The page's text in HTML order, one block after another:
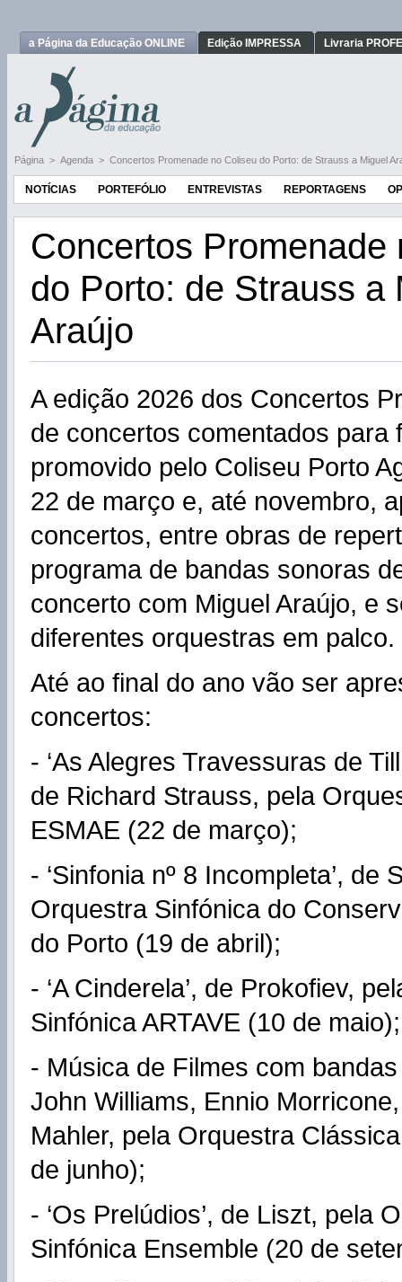
a Página da Educação ONLINE Edição IMPRESSA Livraria
Página > Agenda > Concertos Promenade no Coliseu do Porto: de Strauss a Miguel
NOTÍCIAS PORTEFÓLIO ENTREVISTAS REPORTAGENS
Concertos Promenade
do Porto: de Strauss a
Araújo
A edição 2026 dos Concertos
de concertos comentados para
promovido pelo Coliseu Porto
22 de março e, até novembro,
concertos, entre obras de
programa de bandas sonoras
concerto com Miguel Araújo, e
diferentes orquestras em palco.
Até ao final do ano vão ser
concertos:
- ‘As Alegres Travessuras de
de Richard Strauss, pela
ESMAE (22 de março);
- ‘Sinfonia nº 8 Incompleta’, de
Orquestra Sinfónica do
do Porto (19 de abril);
- ‘A Cinderela’, de Prokofiev,
Sinfónica ARTAVE (10 de maio);
- Música de Filmes com
John Williams, Ennio
Mahler, pela Orquestra
de junho);
- ‘Os Prelúdios’, de Liszt, pela
Sinfónica Ensemble (20 de